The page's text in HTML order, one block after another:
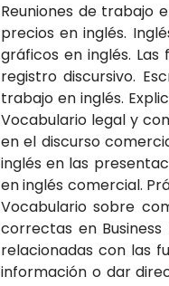
Reuniones de trabajo
precios en inglés.
gráficos en inglés.
registro discursivo.
trabajo en inglés.
Vocabulario legal y
en el discurso
inglés en las
en inglés comercial.
Vocabulario sobre
correctas en Business
relacionadas con las
información o dar